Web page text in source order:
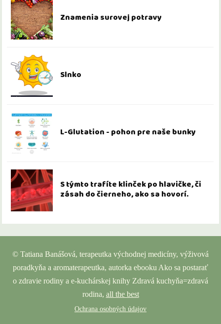
Znamenia surovej potravy
Slnko
L-Glutation - pohon pre naše bunky
S týmto trafíte klinček po hlavičke, či
zásah do čierneho, ako sa hovorí.
© Tatiana Banášová, terapeutka východnej medicíny, výživová
poradkyňa a aromaterapeutka, autorka ebooku Ako sa postarať
o zdravie rodiny a e-kuchárskej knihy Zdravá kuchyňa=zdravá
rodina, all the best
Ochrana osobných údajov